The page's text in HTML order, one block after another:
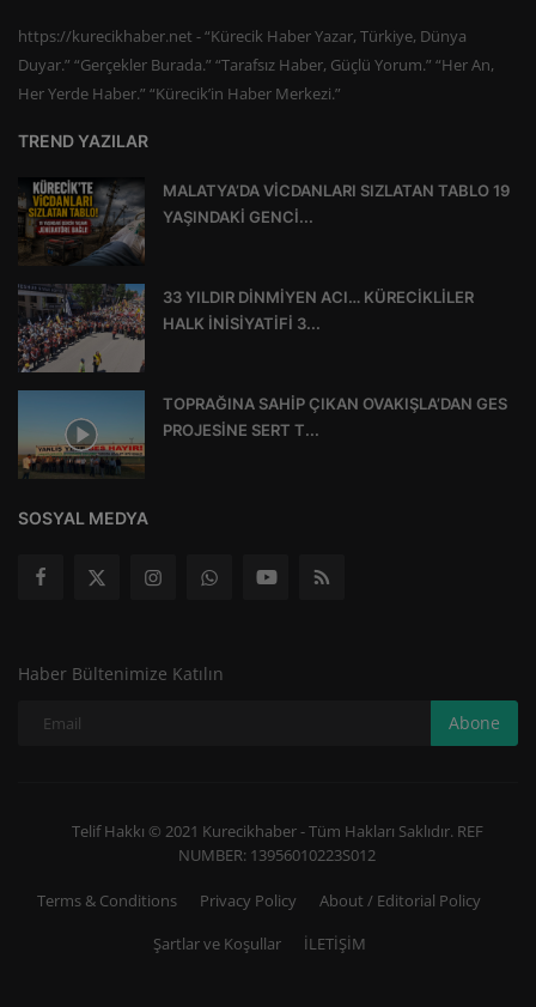
https://kurecikhaber.net - “Kürecik Haber Yazar, Türkiye, Dünya
Duyar.” “Gerçekler Burada.” “Tarafsız Haber, Güçlü Yorum.” “Her An,
Her Yerde Haber.” “Kürecik’in Haber Merkezi.”
TREND YAZILAR
MALATYA’DA VİCDANLARI SIZLATAN TABLO 19
YAŞINDAKİ GENCİ...
33 YILDIR DİNMİYEN ACI… KÜRECİKLİLER
HALK İNİSİYATİFİ 3...
TOPRAĞINA SAHİP ÇIKAN OVAKIŞLA’DAN GES
PROJESİNE SERT T...
SOSYAL MEDYA
Haber Bültenimize Katılın
Abone
Telif Hakkı © 2021 Kurecikhaber - Tüm Hakları Saklıdır. REF
NUMBER: 13956010223S012
Terms & Conditions Privacy Policy
About / Editorial Policy
Şartlar ve Koşullar
İLETİŞİM